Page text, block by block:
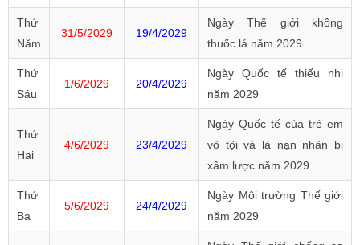
Thứ
Năm
31/5/2029 19/4/2029
Ngày Thế giới không
thuốc lá năm 2029
Thứ
Sáu
1/6/2029 20/4/2029
Ngày Quốc tế thiếu nhi
năm 2029
Thứ
Hai
4/6/2029 23/4/2029
Ngày Quốc tế của trẻ em
vô tội và là nạn nhân bị
xâm lược năm 2029
Thứ
Ba
5/6/2029 24/4/2029
Ngày Môi trường Thế giới
năm 2029